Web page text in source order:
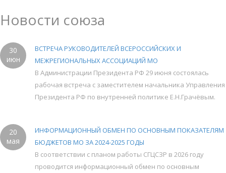
Новости союза
30
июн
ВСТРЕЧА РУКОВОДИТЕЛЕЙ ВСЕРОССИЙСКИХ И
МЕЖРЕГИОНАЛЬНЫХ АССОЦИАЦИЙ МО
В Администрации Президента РФ 29 июня состоялась
рабочая встреча с заместителем начальника Управления
Президента РФ по внутренней политике Е.Н.Грачёвым.
20
мая
ИНФОРМАЦИОННЫЙ ОБМЕН ПО ОСНОВНЫМ ПОКАЗАТЕЛЯМ
БЮДЖЕТОВ МО ЗА 2024-2025 ГОДЫ
В соответствии с планом работы СГЦСЗР в 2026 году
проводится информационный обмен по основным